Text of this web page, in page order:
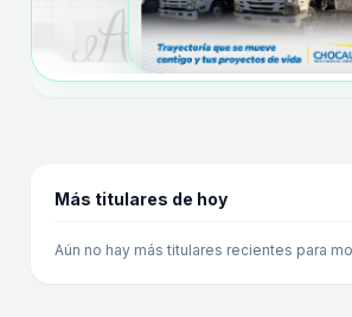
Más titulares de hoy
Aún no hay más titulares recientes para